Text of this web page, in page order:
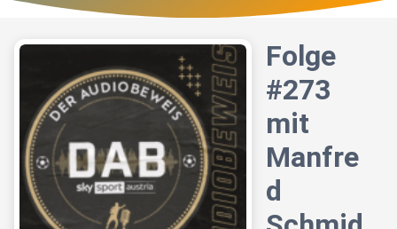
Folge
#273
mit
Manfre
d